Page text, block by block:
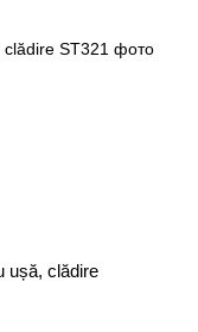
ușă, clădire